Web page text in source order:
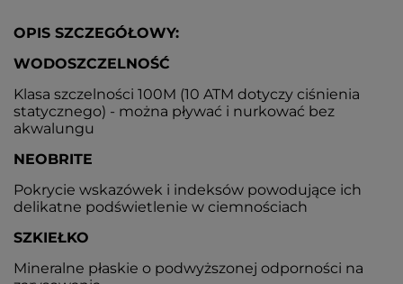
OPIS SZCZEGÓŁOWY:
WODOSZCZELNOŚĆ
Klasa szczelności 100M (10 ATM dotyczy ciśnienia
statycznego) - można pływać i nurkować bez
akwalungu
NEOBRITE
Pokrycie wskazówek i indeksów powodujące ich
delikatne podświetlenie w ciemnościach
SZKIEŁKO
Mineralne płaskie o podwyższonej odporności na